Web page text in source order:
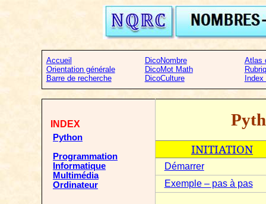
Accueil
Orientation générale
Barre de recherche
DicoNombre
DicoMot Math
DicoCulture
Atlas
INDEX
Python
Programmation
Informatique
Multimédia
Ordinateur
INITIATION
Démarrer
Exemple – pas à pas